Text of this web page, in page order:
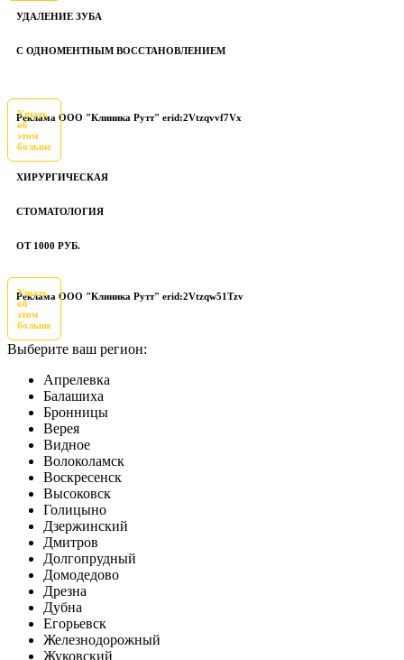
УДАЛЕНИЕ ЗУБА
С ОДНОМЕНТНЫМ ВОССТАНОВЛЕНИЕМ
Реклама ООО "Клиника Рутт" erid:2Vtzqvvf7Vx
Узнать
об
этом
больше
ХИРУРГИЧЕСКАЯ
СТОМАТОЛОГИЯ
ОТ 1000 РУБ.
Реклама ООО "Клиника Рутт" erid:2Vtzqw51Tzv
Узнать
об
этом
больше
Выберите ваш регион:
Апрелевка
Балашиха
Бронницы
Верея
Видное
Волоколамск
Воскресенск
Высоковск
Голицыно
Дзержинский
Дмитров
Долгопрудный
Домодедово
Дрезна
Дубна
Егорьевск
Железнодорожный
Жуковский